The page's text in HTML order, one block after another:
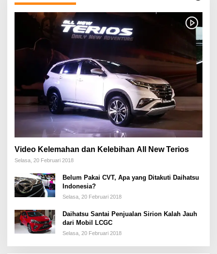
Video Kelemahan dan Kelebihan All New Terios
Selasa, 20 Februari 2018
Belum Pakai CVT, Apa yang Ditakuti Daihatsu
Indonesia?
Selasa, 20 Februari 2018
Daihatsu Santai Penjualan Sirion Kalah Jauh
dari Mobil LCGC
Selasa, 20 Februari 2018